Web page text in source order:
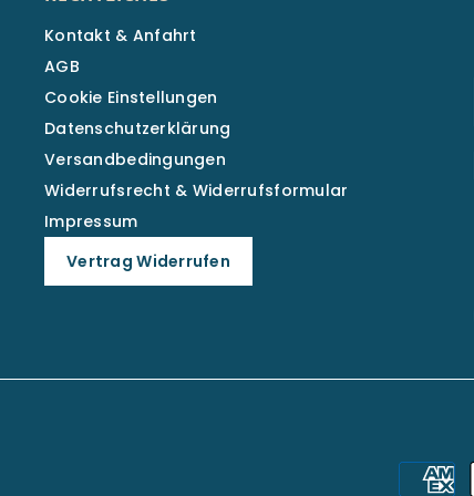
Kontakt & Anfahrt
AGB
Cookie Einstellungen
Datenschutzerklärung
Versandbedingungen
Widerrufsrecht & Widerrufsformular
Impressum
Vertrag Widerrufen